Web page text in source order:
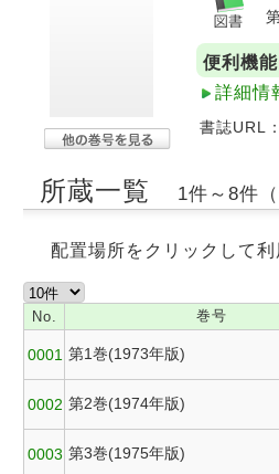
便利機能
詳細情
書誌URL：
所蔵一覧 1件～8件（
配置場所をクリックして
No. 巻号
0001 第1巻(1973年版)
0002 第2巻(1974年版)
0003 第3巻(1975年版)